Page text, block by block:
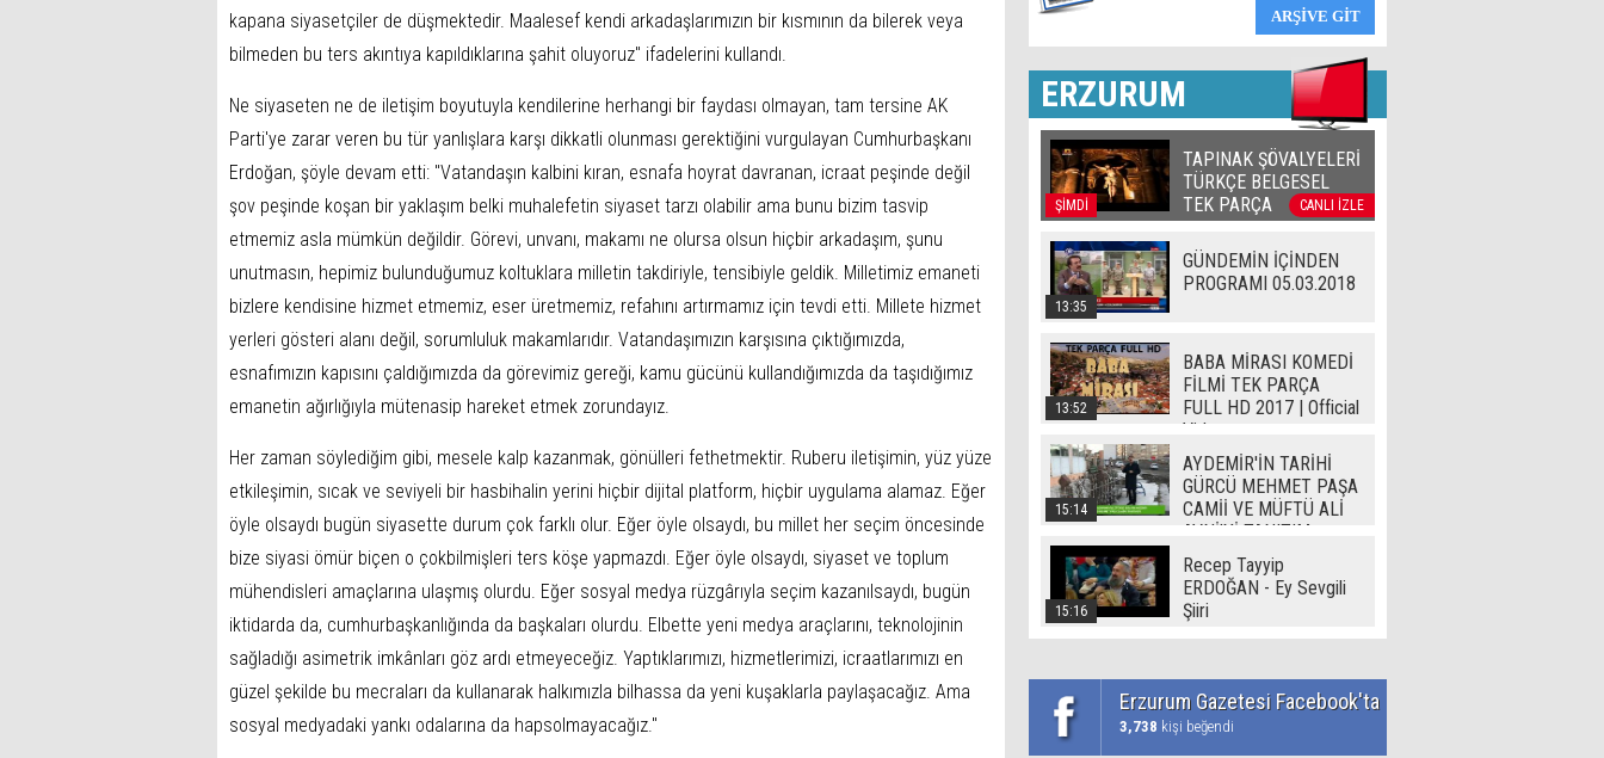
kapana siyasetçiler de düşmektedir. Maalesef kendi arkadaşlarımızın bir kısmının da bilerek veya
bilmeden bu ters akıntıya kapıldıklarına şahit oluyoruz" ifadelerini kullandı.
Ne siyaseten ne de iletişim boyutuyla kendilerine herhangi bir faydası olmayan, tam tersine AK
Parti'ye zarar veren bu tür yanlışlara karşı dikkatli olunması gerektiğini vurgulayan Cumhurbaşkanı
Erdoğan, şöyle devam etti: "Vatandaşın kalbini kıran, esnafa hoyrat davranan, icraat peşinde değil
şov peşinde koşan bir yaklaşım belki muhalefetin siyaset tarzı olabilir ama bunu bizim tasvip
etmemiz asla mümkün değildir. Görevi, unvanı, makamı ne olursa olsun hiçbir arkadaşım, şunu
unutmasın, hepimiz bulunduğumuz koltuklara milletin takdiriyle, tensibiyle geldik. Milletimiz emaneti
bizlere kendisine hizmet etmemiz, eser üretmemiz, refahını artırmamız için tevdi etti. Millete hizmet
yerleri gösteri alanı değil, sorumluluk makamlarıdır. Vatandaşımızın karşısına çıktığımızda,
esnafımızın kapısını çaldığımızda da görevimiz gereği, kamu gücünü kullandığımızda da taşıdığımız
emanetin ağırlığıyla mütenasip hareket etmek zorundayız.
Her zaman söylediğim gibi, mesele kalp kazanmak, gönülleri fethetmektir. Ruberu iletişimin, yüz yüze
etkileşimin, sıcak ve seviyeli bir hasbihalin yerini hiçbir dijital platform, hiçbir uygulama alamaz. Eğer
öyle olsaydı bugün siyasette durum çok farklı olur. Eğer öyle olsaydı, bu millet her seçim öncesinde
bize siyasi ömür biçen o çokbilmişleri ters köşe yapmazdı. Eğer öyle olsaydı, siyaset ve toplum
mühendisleri amaçlarına ulaşmış olurdu. Eğer sosyal medya rüzgârıyla seçim kazanılsaydı, bugün
iktidarda da, cumhurbaşkanlığında da başkaları olurdu. Elbette yeni medya araçlarını, teknolojinin
sağladığı asimetrik imkânları göz ardı etmeyeceğiz. Yaptıklarımızı, hizmetlerimizi, icraatlarımızı en
güzel şekilde bu mecraları da kullanarak halkımızla bilhassa da yeni kuşaklarla paylaşacağız. Ama
sosyal medyadaki yankı odalarına da hapsolmayacağız."
ERZURUM
ŞİMDİ CANLI İZLE
TAPINAK ŞÖVALYELERİ
TÜRKÇE BELGESEL
TEK PARÇA
13:35
GÜNDEMİN İÇİNDEN
PROGRAMI 05.03.2018
13:52
BABA MİRASI KOMEDİ
FİLMİ TEK PARÇA
FULL HD 2017 | Official
Video
15:14
AYDEMİR'İN TARİHİ
GÜRCÜ MEHMET PAŞA
CAMİİ VE MÜFTÜ ALİ
AVNİ'Yİ TANITIM
15:16
Recep Tayyip
ERDOĞAN - Ey Sevgili
Şiiri
Erzurum Gazetesi Facebook'ta
3,738 kişi beğendi